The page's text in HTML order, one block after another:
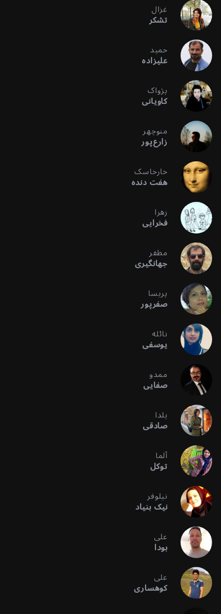
غزال
تشکر
حمید
علیزاده
پژواک
کاویانی
منوچهر
زارع‌پور
خارخاسک
هفت دنده
زهرا
فخرایی
مظفر
جهانگیری
پریسا
صفرپور
نائله
یوسفی
ممدو
صفایی
یلدا
صادقی
آلما
توکل
نیلوفر
نیک بنیاد
علی
بودا
علی
کوهساری